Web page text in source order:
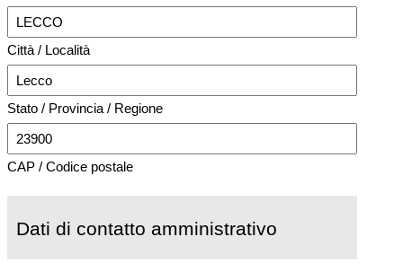
Città / Località
Stato / Provincia / Regione
CAP / Codice postale
Dati di contatto amministrativo